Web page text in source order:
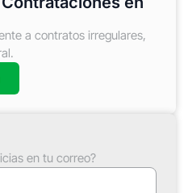
a contratos irregulares,
en tu correo?